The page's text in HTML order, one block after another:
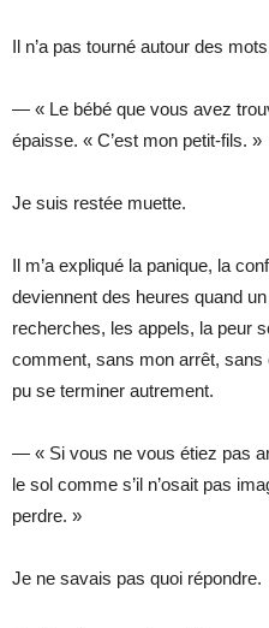
Il n’a pas tourné autour des
— « Le bébé que vous avez
épaisse. « C’est mon petit-fils. »
Je suis restée muette.
Il m’a expliqué la panique, la
deviennent des heures quand
recherches, les appels, la peur
comment, sans mon arrêt, sans
pu se terminer autrement.
— « Si vous ne vous étiez pas
le sol comme s’il n’osait pas
perdre. »
Je ne savais pas quoi répondre.